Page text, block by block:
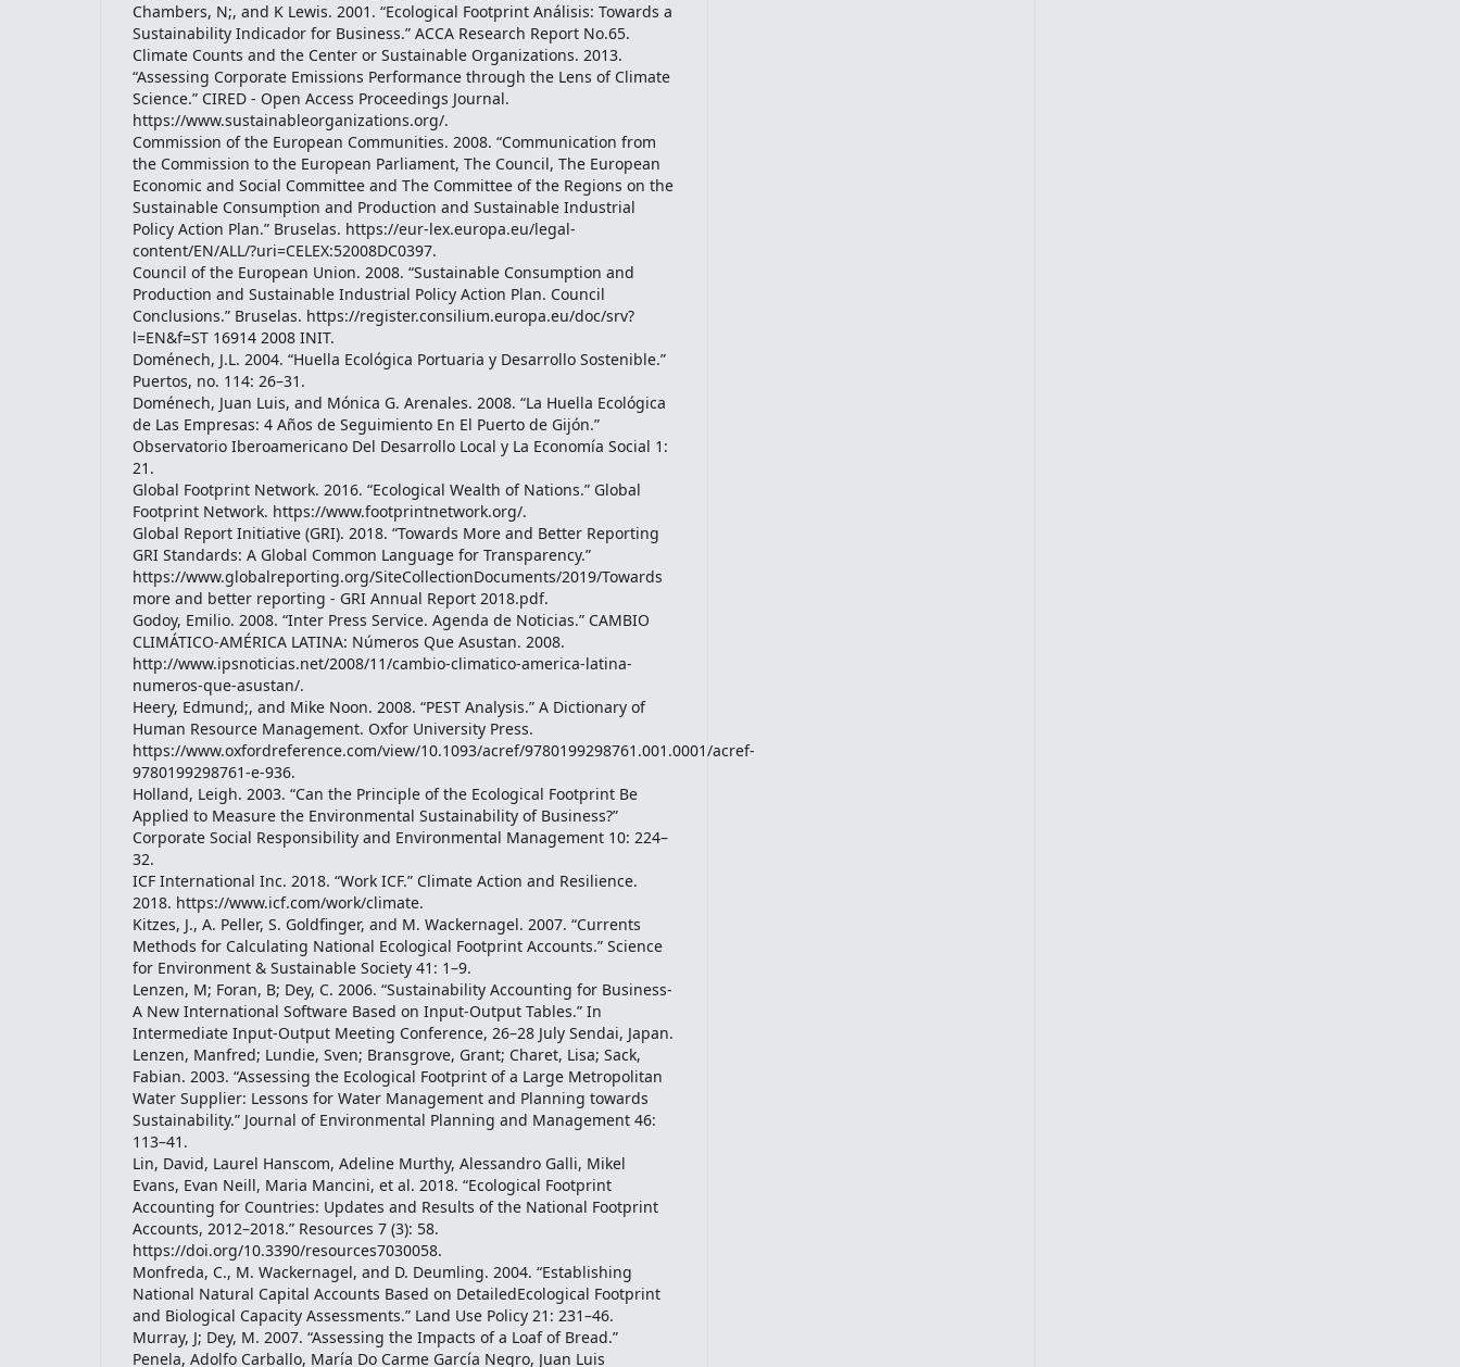
Chambers, N;, and K Lewis. 2001. “Ecological Footprint Análisis: Towards a
Sustainability Indicador for Business.” ACCA Research Report No.65.
Climate Counts and the Center or Sustainable Organizations. 2013.
“Assessing Corporate Emissions Performance through the Lens of Climate
Science.” CIRED - Open Access Proceedings Journal.
https://www.sustainableorganizations.org/.
Commission of the European Communities. 2008. “Communication from
the Commission to the European Parliament, The Council, The European
Economic and Social Committee and The Committee of the Regions on the
Sustainable Consumption and Production and Sustainable Industrial
Policy Action Plan.” Bruselas. https://eur-lex.europa.eu/legal-
content/EN/ALL/?uri=CELEX:52008DC0397.
Council of the European Union. 2008. “Sustainable Consumption and
Production and Sustainable Industrial Policy Action Plan. Council
Conclusions.” Bruselas. https://register.consilium.europa.eu/doc/srv?
l=EN&f=ST 16914 2008 INIT.
Doménech, J.L. 2004. “Huella Ecológica Portuaria y Desarrollo Sostenible.”
Puertos, no. 114: 26–31.
Doménech, Juan Luis, and Mónica G. Arenales. 2008. “La Huella Ecológica
de Las Empresas: 4 Años de Seguimiento En El Puerto de Gijón.”
Observatorio Iberoamericano Del Desarrollo Local y La Economía Social 1:
21.
Global Footprint Network. 2016. “Ecological Wealth of Nations.” Global
Footprint Network. https://www.footprintnetwork.org/.
Global Report Initiative (GRI). 2018. “Towards More and Better Reporting
GRI Standards: A Global Common Language for Transparency.”
https://www.globalreporting.org/SiteCollectionDocuments/2019/Towards
more and better reporting - GRI Annual Report 2018.pdf.
Godoy, Emilio. 2008. “Inter Press Service. Agenda de Noticias.” CAMBIO
CLIMÁTICO-AMÉRICA LATINA: Números Que Asustan. 2008.
http://www.ipsnoticias.net/2008/11/cambio-climatico-america-latina-
numeros-que-asustan/.
Heery, Edmund;, and Mike Noon. 2008. “PEST Analysis.” A Dictionary of
Human Resource Management. Oxfor University Press.
https://www.oxfordreference.com/view/10.1093/acref/9780199298761.001.0001/acref-
9780199298761-e-936.
Holland, Leigh. 2003. “Can the Principle of the Ecological Footprint Be
Applied to Measure the Environmental Sustainability of Business?”
Corporate Social Responsibility and Environmental Management 10: 224–
32.
ICF International Inc. 2018. “Work ICF.” Climate Action and Resilience.
2018. https://www.icf.com/work/climate.
Kitzes, J., A. Peller, S. Goldfinger, and M. Wackernagel. 2007. “Currents
Methods for Calculating National Ecological Footprint Accounts.” Science
for Environment & Sustainable Society 41: 1–9.
Lenzen, M; Foran, B; Dey, C. 2006. “Sustainability Accounting for Business-
A New International Software Based on Input-Output Tables.” In
Intermediate Input-Output Meeting Conference, 26–28 July Sendai, Japan.
Lenzen, Manfred; Lundie, Sven; Bransgrove, Grant; Charet, Lisa; Sack,
Fabian. 2003. “Assessing the Ecological Footprint of a Large Metropolitan
Water Supplier: Lessons for Water Management and Planning towards
Sustainability.” Journal of Environmental Planning and Management 46:
113–41.
Lin, David, Laurel Hanscom, Adeline Murthy, Alessandro Galli, Mikel
Evans, Evan Neill, Maria Mancini, et al. 2018. “Ecological Footprint
Accounting for Countries: Updates and Results of the National Footprint
Accounts, 2012–2018.” Resources 7 (3): 58.
https://doi.org/10.3390/resources7030058.
Monfreda, C., M. Wackernagel, and D. Deumling. 2004. “Establishing
National Natural Capital Accounts Based on DetailedEcological Footprint
and Biological Capacity Assessments.” Land Use Policy 21: 231–46.
Murray, J; Dey, M. 2007. “Assessing the Impacts of a Loaf of Bread.”
Penela, Adolfo Carballo, María Do Carme García Negro, Juan Luis